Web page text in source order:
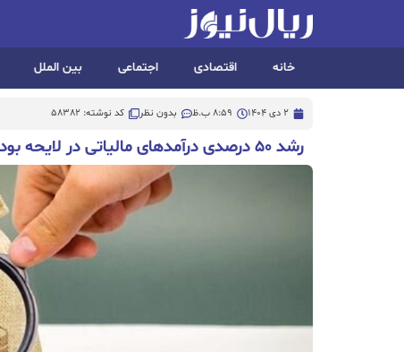
خانه اقتصادی اجتماعی بین الملل
2 دی 1404 8:59 ب.ظ بدون نظر کد نوشته: 58382
رشد ۵۰ درصدی درآمدهای مالیاتی در لایحه بودجه ۱۴۰۵